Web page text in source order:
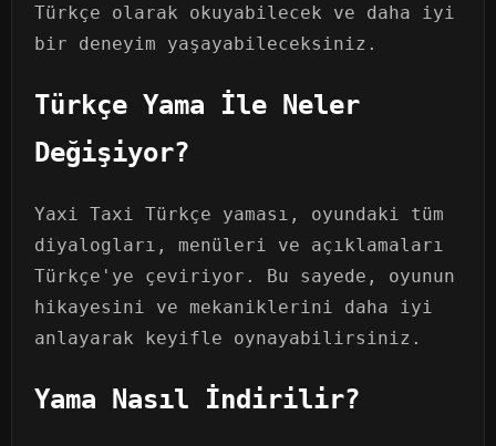
Türkçe olarak okuyabilecek ve daha iyi
bir deneyim yaşayabileceksiniz.
Türkçe Yama İle Neler
Değişiyor?
Yaxi Taxi Türkçe yaması, oyundaki tüm
diyalogları, menüleri ve açıklamaları
Türkçe'ye çeviriyor. Bu sayede, oyunun
hikayesini ve mekaniklerini daha iyi
anlayarak keyifle oynayabilirsiniz.
Yama Nasıl İndirilir?